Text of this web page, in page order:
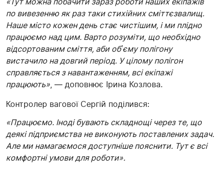
по вивезенню як раз таки стихійних сміттєзвалищ.
Наше місто кожен день стає чистішим, і ми плідно
працюємо над цим. Варто розуміти, що необхідно
відсортованим сміття, аби обʼєму полігону
вистачило на довгий період. У цілому полігон
справляється з навантаженням, всі екіпажі
працюють», — доповнює Ірина Козлова.
Контролер вагової Сергій поділився:
«Працюємо. Іноді бувають складнощі через те, що
деякі підприємства не виконують поставлених задач.
Але ми намагаємося доступніше пояснити. Тут є всі
комфортні умови для роботи».